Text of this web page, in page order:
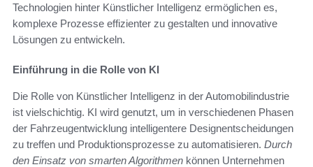
Technologien hinter Künstlicher Intelligenz ermöglichen es,
komplexe Prozesse effizienter zu gestalten und innovative
Lösungen zu entwickeln.
Einführung in die Rolle von KI
Die Rolle von Künstlicher Intelligenz in der Automobilindustrie
ist vielschichtig. KI wird genutzt, um in verschiedenen Phasen
der Fahrzeugentwicklung intelligentere Designentscheidungen
zu treffen und Produktionsprozesse zu automatisieren. Durch
den Einsatz von smarten Algorithmen können Unternehmen